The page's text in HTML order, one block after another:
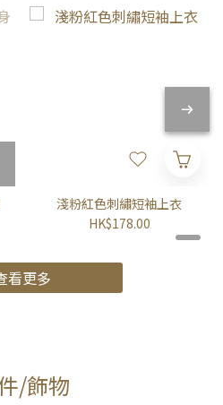
淺粉紅色刺繡短袖上衣
HK$178.00
看更多
/飾物